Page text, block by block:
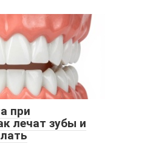
при
лечат зубы и